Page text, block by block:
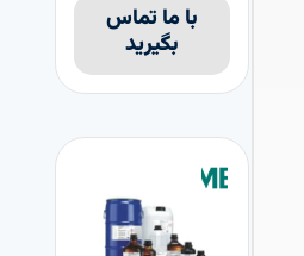
با ما تماس
بگیرید